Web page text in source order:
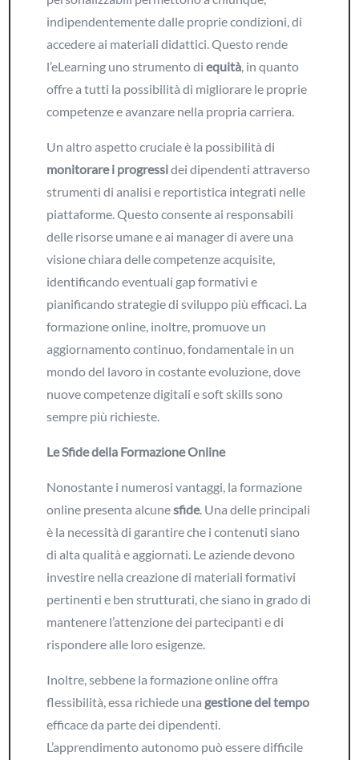
indipendentemente dalle proprie condizioni, di
accedere ai materiali didattici. Questo rende
l’eLearning uno strumento diequità , in quanto
offre a tutti la possibilità di migliorare le proprie
competenze e avanzare nella propria carriera.
Un altro aspetto cruciale è la possibilità di
monitorare i progressidei dipendenti attraverso
strumenti di analisi e reportistica integrati nelle
piattaforme. Questo consente ai responsabili
delle risorse umane e ai manager di avere una
visione chiara delle competenze acquisite,
identificando eventuali gap formativi e
pianificando strategie di sviluppo più efficaci. La
formazione online, inoltre, promuove un
aggiornamento continuo, fondamentale in un
mondo del lavoro in costante evoluzione, dove
nuove competenze digitali e soft skills sono
sempre più richieste.
Le Sfide della Formazione Online
Nonostante i numerosi vantaggi, la formazione
online presenta alcunesfide. Una delle principali
è la necessità di garantire che i contenuti siano
di alta qualità e aggiornati. Le aziende devono
investire nella creazione di materiali formativi
pertinenti e ben strutturati, che siano in grado di
mantenere l’attenzione dei partecipanti e di
rispondere alle loro esigenze.
Inoltre, sebbene la formazione online offra
flessibilità, essa richiede una gestione del tempo
efficace da parte dei dipendenti.
L’apprendimento autonomo può essere difficile